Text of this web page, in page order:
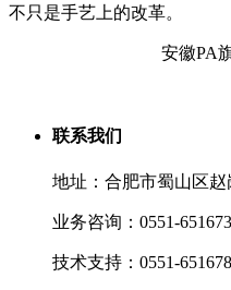
不只是手艺上的改革。
安徽PA
联系我们
地址：合肥市蜀山区赵
业务咨询：0551-
技术支持：0551-